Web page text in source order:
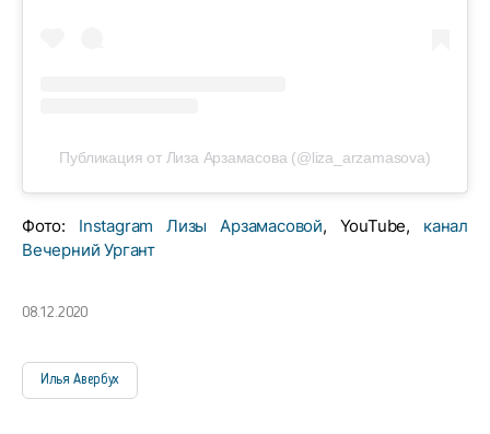
Публикация от Лиза Арзамасова (@liza_arzamasova)
Фото: Instagram Лизы Арзамасовой, YouTube, канал
Вечерний Ургант
08.12.2020
Илья Авербух